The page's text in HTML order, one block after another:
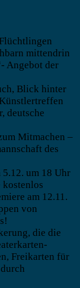
mittendrin
Angebot der
Blick hinter
deutsche
Mitmachen –
des
um 18 Uhr
am 12.11.
von
die die
Freikarten für